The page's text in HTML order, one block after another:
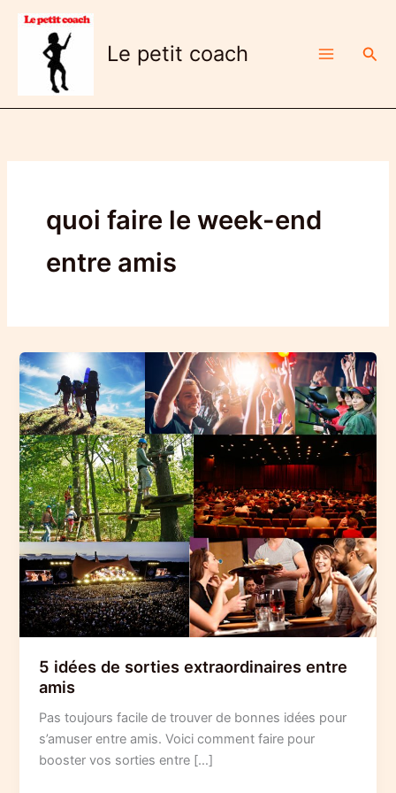
Aller
contenu
Le petit coach
quoi faire le week-end
entre amis
5 idées de sorties extraordinaires entre
amis
Pas toujours facile de trouver de bonnes idées pour
s’amuser entre amis. Voici comment faire pour
booster vos sorties entre […]